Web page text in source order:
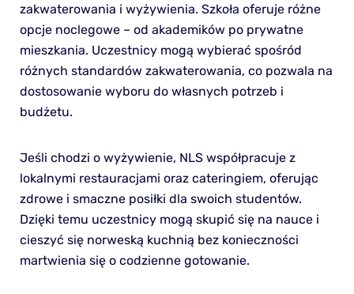
zakwaterowania i wyżywienia. Szkoła oferuje różne
opcje noclegowe – od akademików po prywatne
mieszkania. Uczestnicy mogą wybierać spośród
różnych standardów zakwaterowania, co pozwala na
dostosowanie wyboru do własnych potrzeb i
budżetu.
Jeśli chodzi o wyżywienie, NLS współpracuje z
lokalnymi restauracjami oraz cateringiem, oferując
zdrowe i smaczne posiłki dla swoich studentów.
Dzięki temu uczestnicy mogą skupić się na nauce i
cieszyć się norweską kuchnią bez konieczności
martwienia się o codzienne gotowanie.